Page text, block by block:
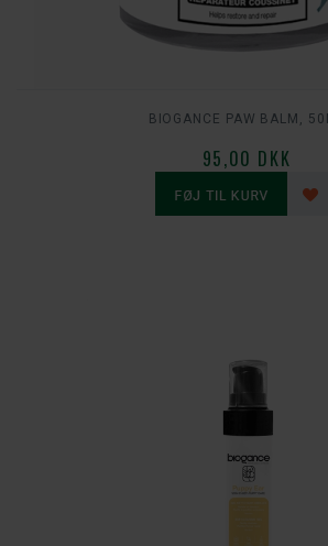
BIOGANCE PAW BALM,
95,00 DKK